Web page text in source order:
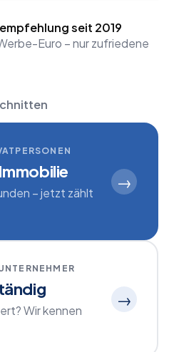
seit 2019
Euro – nur zufriedene
– jetzt zählt
→
Wir kennen
→